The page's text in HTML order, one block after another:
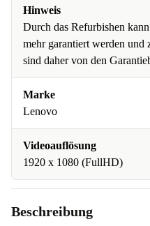
Hinweis
Durch das Refurbishen
mehr garantiert werden und
sind daher von den
Marke
Lenovo
Videoauflösung
1920 x 1080 (FullHD)
Beschreibung